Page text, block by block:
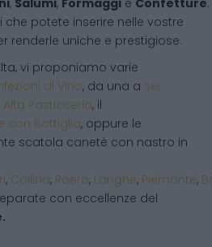
, Salumi, Formaggi e Confetture.
potete inserire nelle vostre
renderle uniche e prestigiose.
vi proponiamo varie
di Vino, da una a sei
Pasticceria, il
con Bottiglia, oppure le
scatola canetè con nastro in
, Collina, Roero, Langhe, Piemonte,
con eccellenze del